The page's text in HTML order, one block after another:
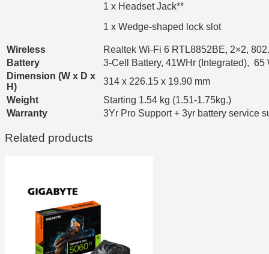
1 x Headset Jack**
1 x Wedge-shaped lock slot
Wireless
Realtek Wi-Fi 6 RTL8852BE, 2×2,
Battery
3-Cell Battery, 41WHr (Integrated), 65
Dimension (W x D x
H)
314 x 226.15 x 19.90 mm
Weight
Starting 1.54 kg (1.51-1.75kg.)
Warranty
3Yr Pro Support + 3yr battery service
Related products